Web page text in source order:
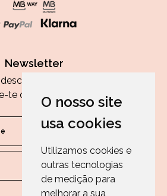
O nosso site
usa cookies
Utilizamos cookies e
outras tecnologias
de medição para
melhorar a sua
Newsletter
exclusivos e
te com as nossas dicas.
ENVIAR